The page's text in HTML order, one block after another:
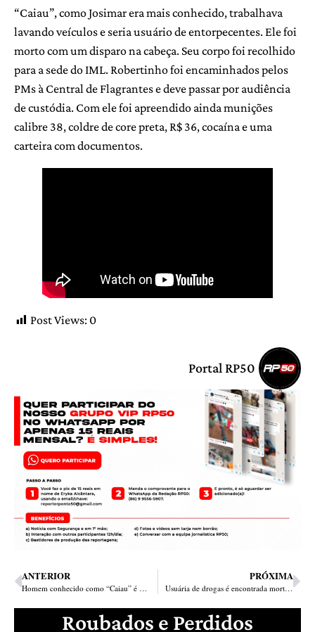
“Caiau”, como Josimar era mais conhecido, trabalhava
lavando veículos e seria usuário de entorpecentes. Ele foi
morto com um disparo na cabeça. Seu corpo foi recolhido
para a sede do IML. Robertinho foi encaminhados pelos
PMs à Central de Flagrantes e deve passar por audiência
de custódia. Com ele foi apreendido ainda munições
calibre 38, coldre de core preta, R$ 36, cocaína e uma
carteira com documentos.
Post Views: 0
Portal RP50
ANTERIOR
Homem conhecido como “Caiau” é assassinado na esquina do cemitério do bairro Poti Velho
PRÓXIMA
Usuária de drogas é encontrada morta por trás de colégio na Vila Irmã Dulce em Teresina
Roubados e Perdidos